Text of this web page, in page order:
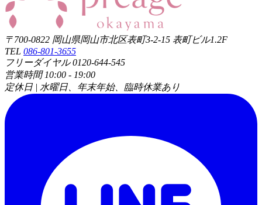
〒700-0822 岡山県岡山市北区表町3-2-15 表町ビル1.2F
TEL 086-801-3655
フリーダイヤル 0120-644-545
営業時間 10:00 - 19:00
定休日 | 水曜日、年末年始、臨時休業あり